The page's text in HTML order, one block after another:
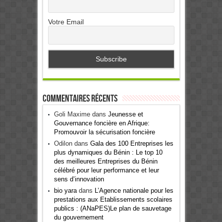
Votre Email
Commentaires récents
Goli Maximedans Jeunesse et
Gouvernance foncière en Afrique:
Promouvoir la sécurisation foncière
Odilondans Gala des 100 Entreprises les
plus dynamiques du Bénin : Le top 10
des meilleures Entreprises du Bénin
célébré pour leur performance et leur
sens d’innovation
bio yaradans
L’Agence nationale pour les
prestations aux Etablissements scolaires
publics : (ANaPES)Le plan de sauvetage
du gouvernement